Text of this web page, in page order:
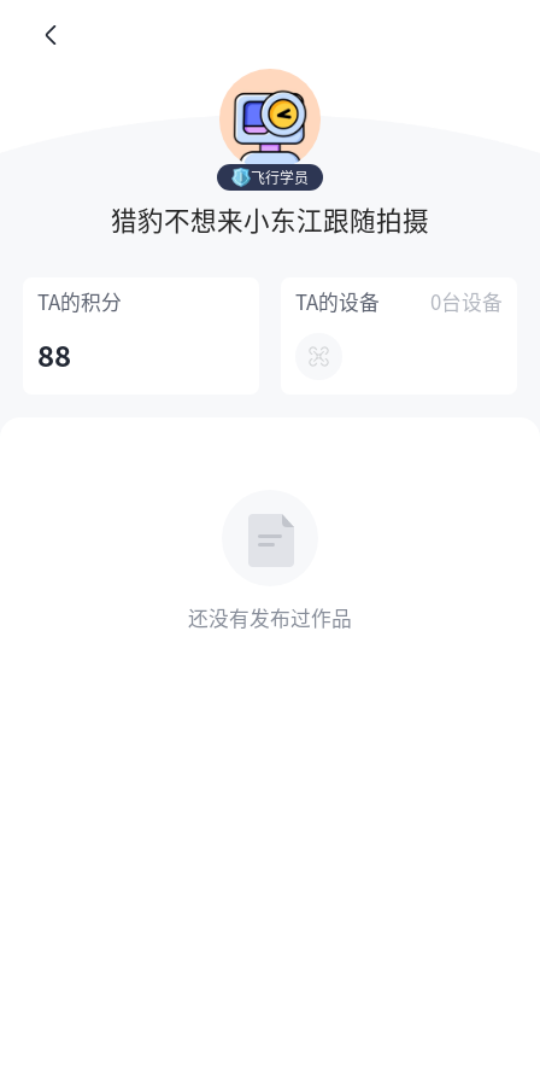
飞行学员
猎豹不想来小东江跟随拍摄
TA的积分
88
TA的设备 0台设备
还没有发布过作品